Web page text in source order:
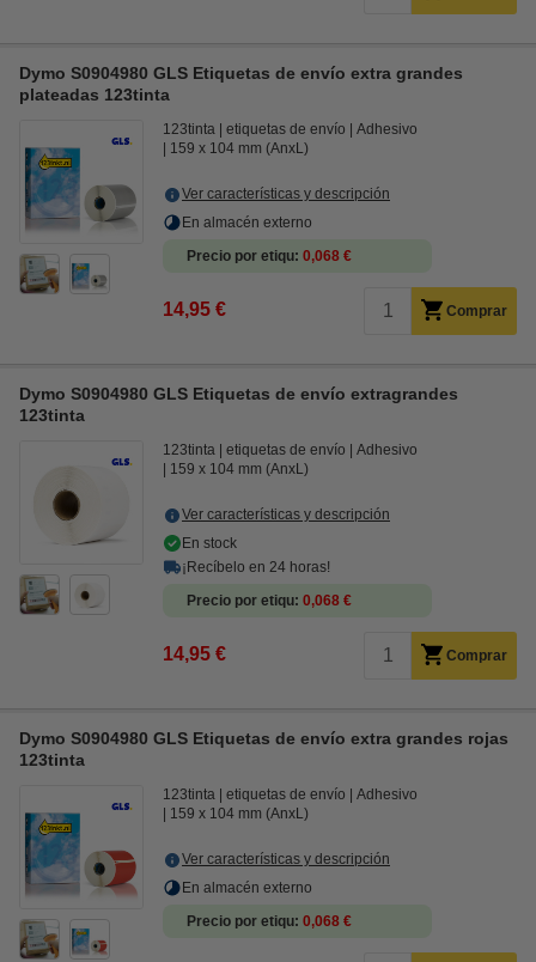
Dymo S0904980 GLS Etiquetas de envío extra grandes
plateadas 123tinta
123tinta etiquetas de envío
Adhesivo
159 x 104 mm (AnxL)
Ver características y descripción
En almacén externo
Precio por etiqu 0,068 €
14,95 € Comprar
Dymo S0904980 GLS Etiquetas de envío extragrandes
123tinta
123tinta etiquetas de envío
Adhesivo
159 x 104 mm (AnxL)
Ver características y descripción
En stock
¡Recíbelo en 24 horas!
Precio por etiqu 0,068 €
14,95 € Comprar
Dymo S0904980 GLS Etiquetas de envío extra grandes rojas
123tinta
123tinta etiquetas de envío
Adhesivo
159 x 104 mm (AnxL)
Ver características y descripción
En almacén externo
Precio por etiqu 0,068 €